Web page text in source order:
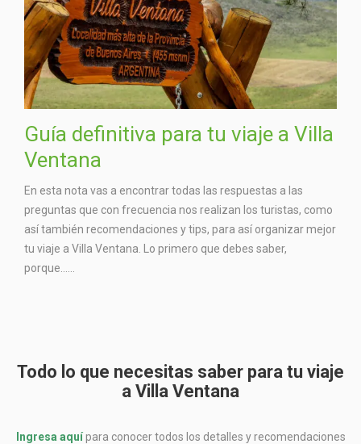
Guía definitiva para tu viaje a Villa
Ventana
En esta nota vas a encontrar todas las respuestas a las
preguntas que con frecuencia nos realizan los turistas, como
así también recomendaciones y tips, para así organizar mejor
tu viaje a Villa Ventana. Lo primero que debes saber,
porque…...
Todo lo que necesitas saber para tu viaje
a Villa Ventana
Ingresa aquípara conocer todos los detalles y recomendaciones